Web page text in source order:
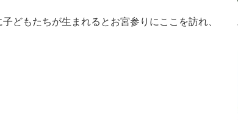
どもたちが生まれるとお宮参りにここを訪れ、